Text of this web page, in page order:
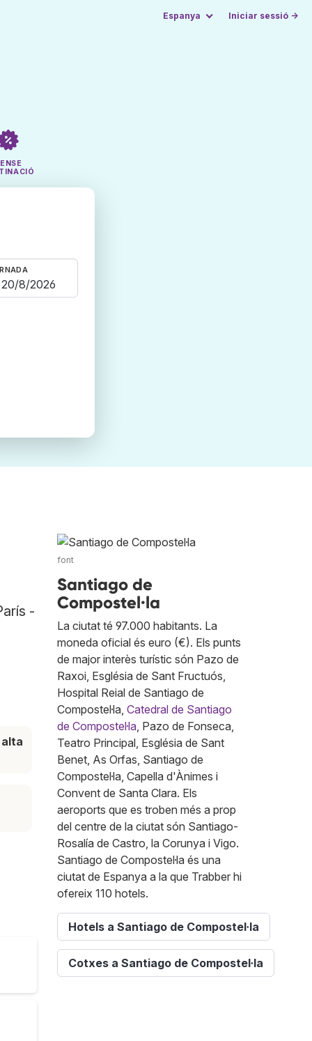
Espanya Iniciar sessió →
-
font
Santiago de
Compostel·la
La ciutat té 97.000 habitants. La
moneda oficial és euro (€). Els punts
de major interès turístic són Pazo de
Raxoi, Església de Sant Fructuós,
Hospital Reial de Santiago de
Compostel·la, Catedral de Santiago
de Compostel·la, Pazo de Fonseca,
Teatro Principal, Església de Sant
Benet, As Orfas, Santiago de
Compostel·la, Capella d'Ànimes i
Convent de Santa Clara. Els
aeroports que es troben més a prop
del centre de la ciutat són Santiago-
Rosalía de Castro, la Corunya i Vigo.
Santiago de Compostel·la és una
ciutat de Espanya a la que Trabber hi
ofereix 110 hotels.
Hotels a Santiago de Compostel·la
Cotxes a Santiago de Compostel·la